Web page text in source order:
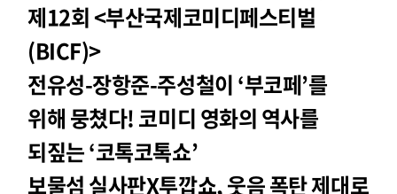
제12회 <부산국제코미디페스티벌
(BICF)>
전유성-장항준-주성철이 ‘부코페’를
위해 뭉쳤다! 코미디 영화의 역사를
되짚는 ‘코톡코톡쇼’
보물섬 실사판X투깝쇼, 웃음 폭탄 제대로